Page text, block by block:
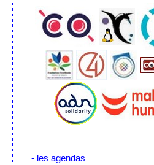
- les agendas